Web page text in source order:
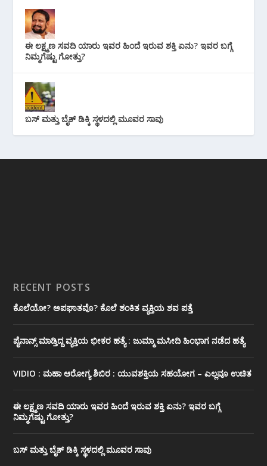
ಈ ಲಕ್ಷ್ಮಣ ಸವದಿ ಯಾರು ಇವರ ಹಿಂದೆ ಇರುವ ಶಕ್ತಿ ಏನು? ಇವರ ಬಗ್ಗೆ
ನಿಮ್ಮಗೆಷ್ಟು ಗೋತ್ತು?
ಬಸ್ ಮತ್ತು ಬೈಕ್ ಡಿಕ್ಕಿ ಸ್ಥಳದಲ್ಲಿ ಮೂವರ ಸಾವು
RECENT POSTS
ಕೊಲೆಯೋ? ಅಪಘಾತವೊ? ಕೊಲೆ ಶಂಕಿತ ವ್ಯಕ್ತಿಯ ಶವ ಪತ್ತೆ
ಪೈನಾನ್ಸ್ ಮಾಡ್ತಿದ್ದ ವ್ಯಕ್ತಿಯ ಭೀಕರ‌ ಹತ್ಯೆ : ಜುಮ್ಮಾ ಮಸೀದಿ ಹಿಂಭಾಗ ನಡೆದ ಹತ್ಯೆ
VIDIO : ಮಹಾ ಆರೋಗ್ಯ ಶಿಬಿರ : ಯುವಶಕ್ತಿಯ ಸಹಯೋಗ – ಎಲ್ಲವೂ ಉಚಿತ
ಈ ಲಕ್ಷ್ಮಣ ಸವದಿ ಯಾರು ಇವರ ಹಿಂದೆ ಇರುವ ಶಕ್ತಿ ಏನು? ಇವರ ಬಗ್ಗೆ
ನಿಮ್ಮಗೆಷ್ಟು ಗೋತ್ತು?
ಬಸ್ ಮತ್ತು ಬೈಕ್ ಡಿಕ್ಕಿ ಸ್ಥಳದಲ್ಲಿ ಮೂವರ ಸಾವು